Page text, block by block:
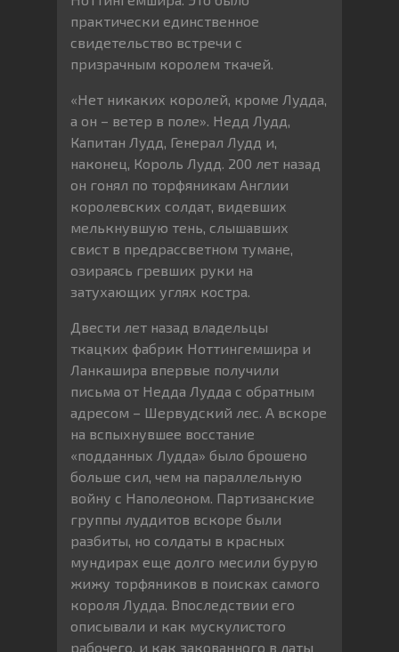
практически единственное
свидетельство встречи с
призрачным королем ткачей.
«Нет никаких королей, кроме Лудда,
а он – ветер в поле». Недд Лудд,
Капитан Лудд, Генерал Лудд и,
наконец, Король Лудд. 200 лет назад
он гонял по торфяникам Англии
королевских солдат, видевших
мелькнувшую тень, слышавших
свист в предрассветном тумане,
озираясь гревших руки на
затухающих углях костра.
Двести лет назад владельцы
ткацких фабрик Ноттингемшира и
Ланкашира впервые получили
письма от Недда Лудда с обратным
адресом – Шервудский лес. А вскоре
на вспыхнувшее восстание
«подданных Лудда» было брошено
больше сил, чем на параллельную
войну с Наполеоном. Партизанские
группы луддитов вскоре были
разбиты, но солдаты в красных
мундирах еще долго месили бурую
жижу торфяников в поисках самого
короля Лудда. Впоследствии его
описывали и как мускулистого
рабочего, и как закованного в латы